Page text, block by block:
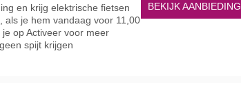
en krijg elektrische fietsen
als je hem vandaag voor 11,00
op Activeer voor meer
spijt krijgen
BEKIJK AANBIEDING